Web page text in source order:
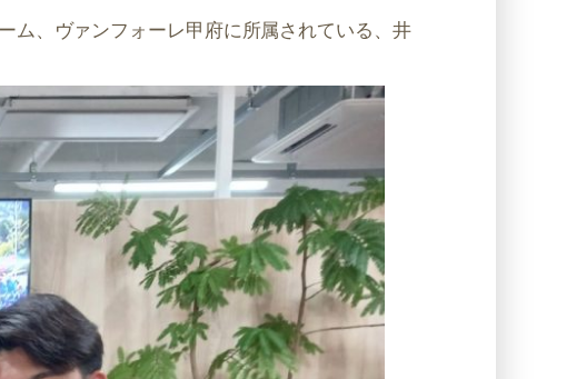
ム、ヴァンフォーレ甲府に所属されている、井